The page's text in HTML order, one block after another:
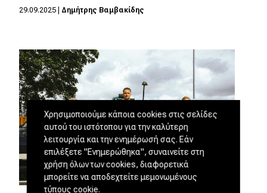
29.09.2025 Δημήτρης Βαμβακίδης
Χρησιμοποιούμε κάποια cookies στις σελίδες
αυτού του ιστότοπου για την καλύτερη
λειτουργία και την ενημέρωσή σας. Εάν
επιλέξετε "Ενημερώθηκα", συναινείτε στη
χρήση όλων των cookies, διαφορετικά
μπορείτε να αποδεχτείτε μεμονωμένους
τύπους cookie.